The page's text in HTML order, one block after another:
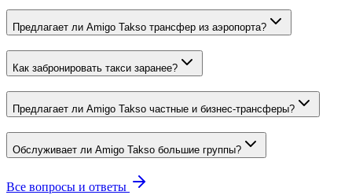
Предлагает ли Amigo Takso трансфер из аэропорта?
Как забронировать такси заранее?
Предлагает ли Amigo Takso частные и бизнес-трансферы?
Обслуживает ли Amigo Takso большие группы?
Все вопросы и ответы